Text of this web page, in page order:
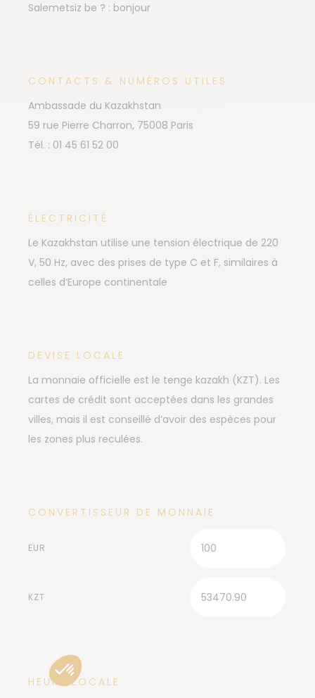
Salemetsiz be ? : bonjour
CONTACTS & NUMÉROS UTILES
Ambassade du Kazakhstan
59 rue Pierre Charron, 75008 Paris
Tél. : 01 45 61 52 00
ÉLECTRICITÉ
Le Kazakhstan utilise une tension électrique de 220
V, 50 Hz, avec des prises de type C et F, similaires à
celles d’Europe continentale
DEVISE LOCALE
La monnaie officielle est le tenge kazakh (KZT). Les
cartes de crédit sont acceptées dans les grandes
villes, mais il est conseillé d’avoir des espèces pour
les zones plus reculées.
CONVERTISSEUR DE MONNAIE
EUR
KZT
HEURE LOCALE